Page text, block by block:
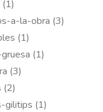
a-la-obra (3)
(1)
(1)
(3)
(2)
gilitips (1)